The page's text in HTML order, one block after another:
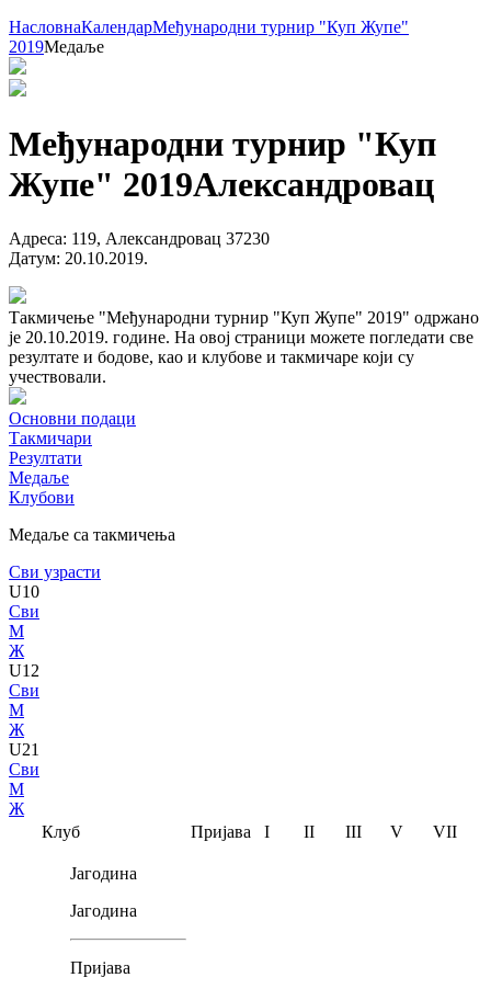
НасловнаКалендарМеђународни турнир "Куп Жупе"
2019Медаље
Међународни турнир "Куп
Жупе" 2019Александровац
Адреса: 119, Александровац 37230
Датум: 20.10.2019.
Такмичење "Међународни турнир "Куп Жупе" 2019" одржано
је 20.10.2019. године. На овој страници можете погледати све
резултате и бодове, као и клубове и такмичаре који су
учествовали.
Основни подаци
Такмичари
Резултати
Медаље
Клубови
Медаље са такмичења
Сви узрасти
U10
Сви
М
Ж
U12
Сви
М
Ж
U21
Сви
М
Ж
Клуб
Пријава I II III V VII
Јагодина
Јагодина
Пријава